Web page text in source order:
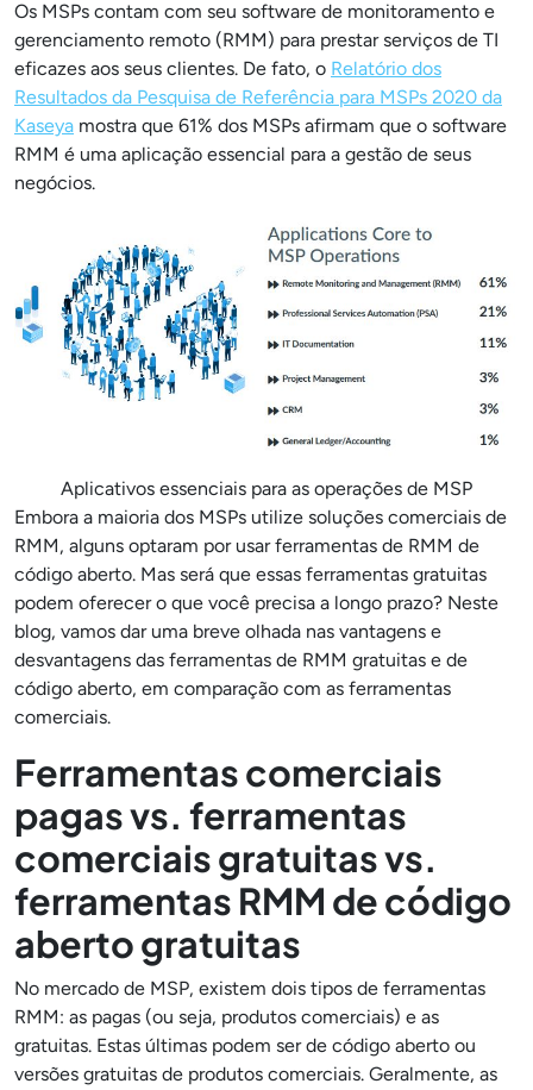
Os MSPs contam com seu software de monitoramento e
gerenciamento remoto (RMM) para prestar serviços de TI
eficazes aos seus clientes. De fato, o Relatório dos
Resultados da Pesquisa de Referência para MSPs 2020 da
Kaseya mostra que 61% dos MSPs afirmam que o software
RMM é uma aplicação essencial para a gestão de seus
negócios.
Aplicativos essenciais para as operações de MSP
Embora a maioria dos MSPs utilize soluções comerciais de
RMM, alguns optaram por usar ferramentas de RMM de
código aberto. Mas será que essas ferramentas gratuitas
podem oferecer o que você precisa a longo prazo? Neste
blog, vamos dar uma breve olhada nas vantagens e
desvantagens das ferramentas de RMM gratuitas e de
código aberto, em comparação com as ferramentas
comerciais.
Ferramentas comerciais
pagas vs. ferramentas
comerciais gratuitas vs.
ferramentas RMM de código
aberto gratuitas
No mercado de MSP, existem dois tipos de ferramentas
RMM: as pagas (ou seja, produtos comerciais) e as
gratuitas. Estas últimas podem ser de código aberto ou
versões gratuitas de produtos comerciais. Geralmente, as